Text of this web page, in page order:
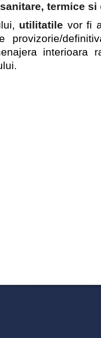
termice si
utilitatile vor fi
provizorie/
interioara